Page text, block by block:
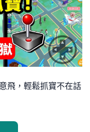
飛，輕鬆抓寶不在話